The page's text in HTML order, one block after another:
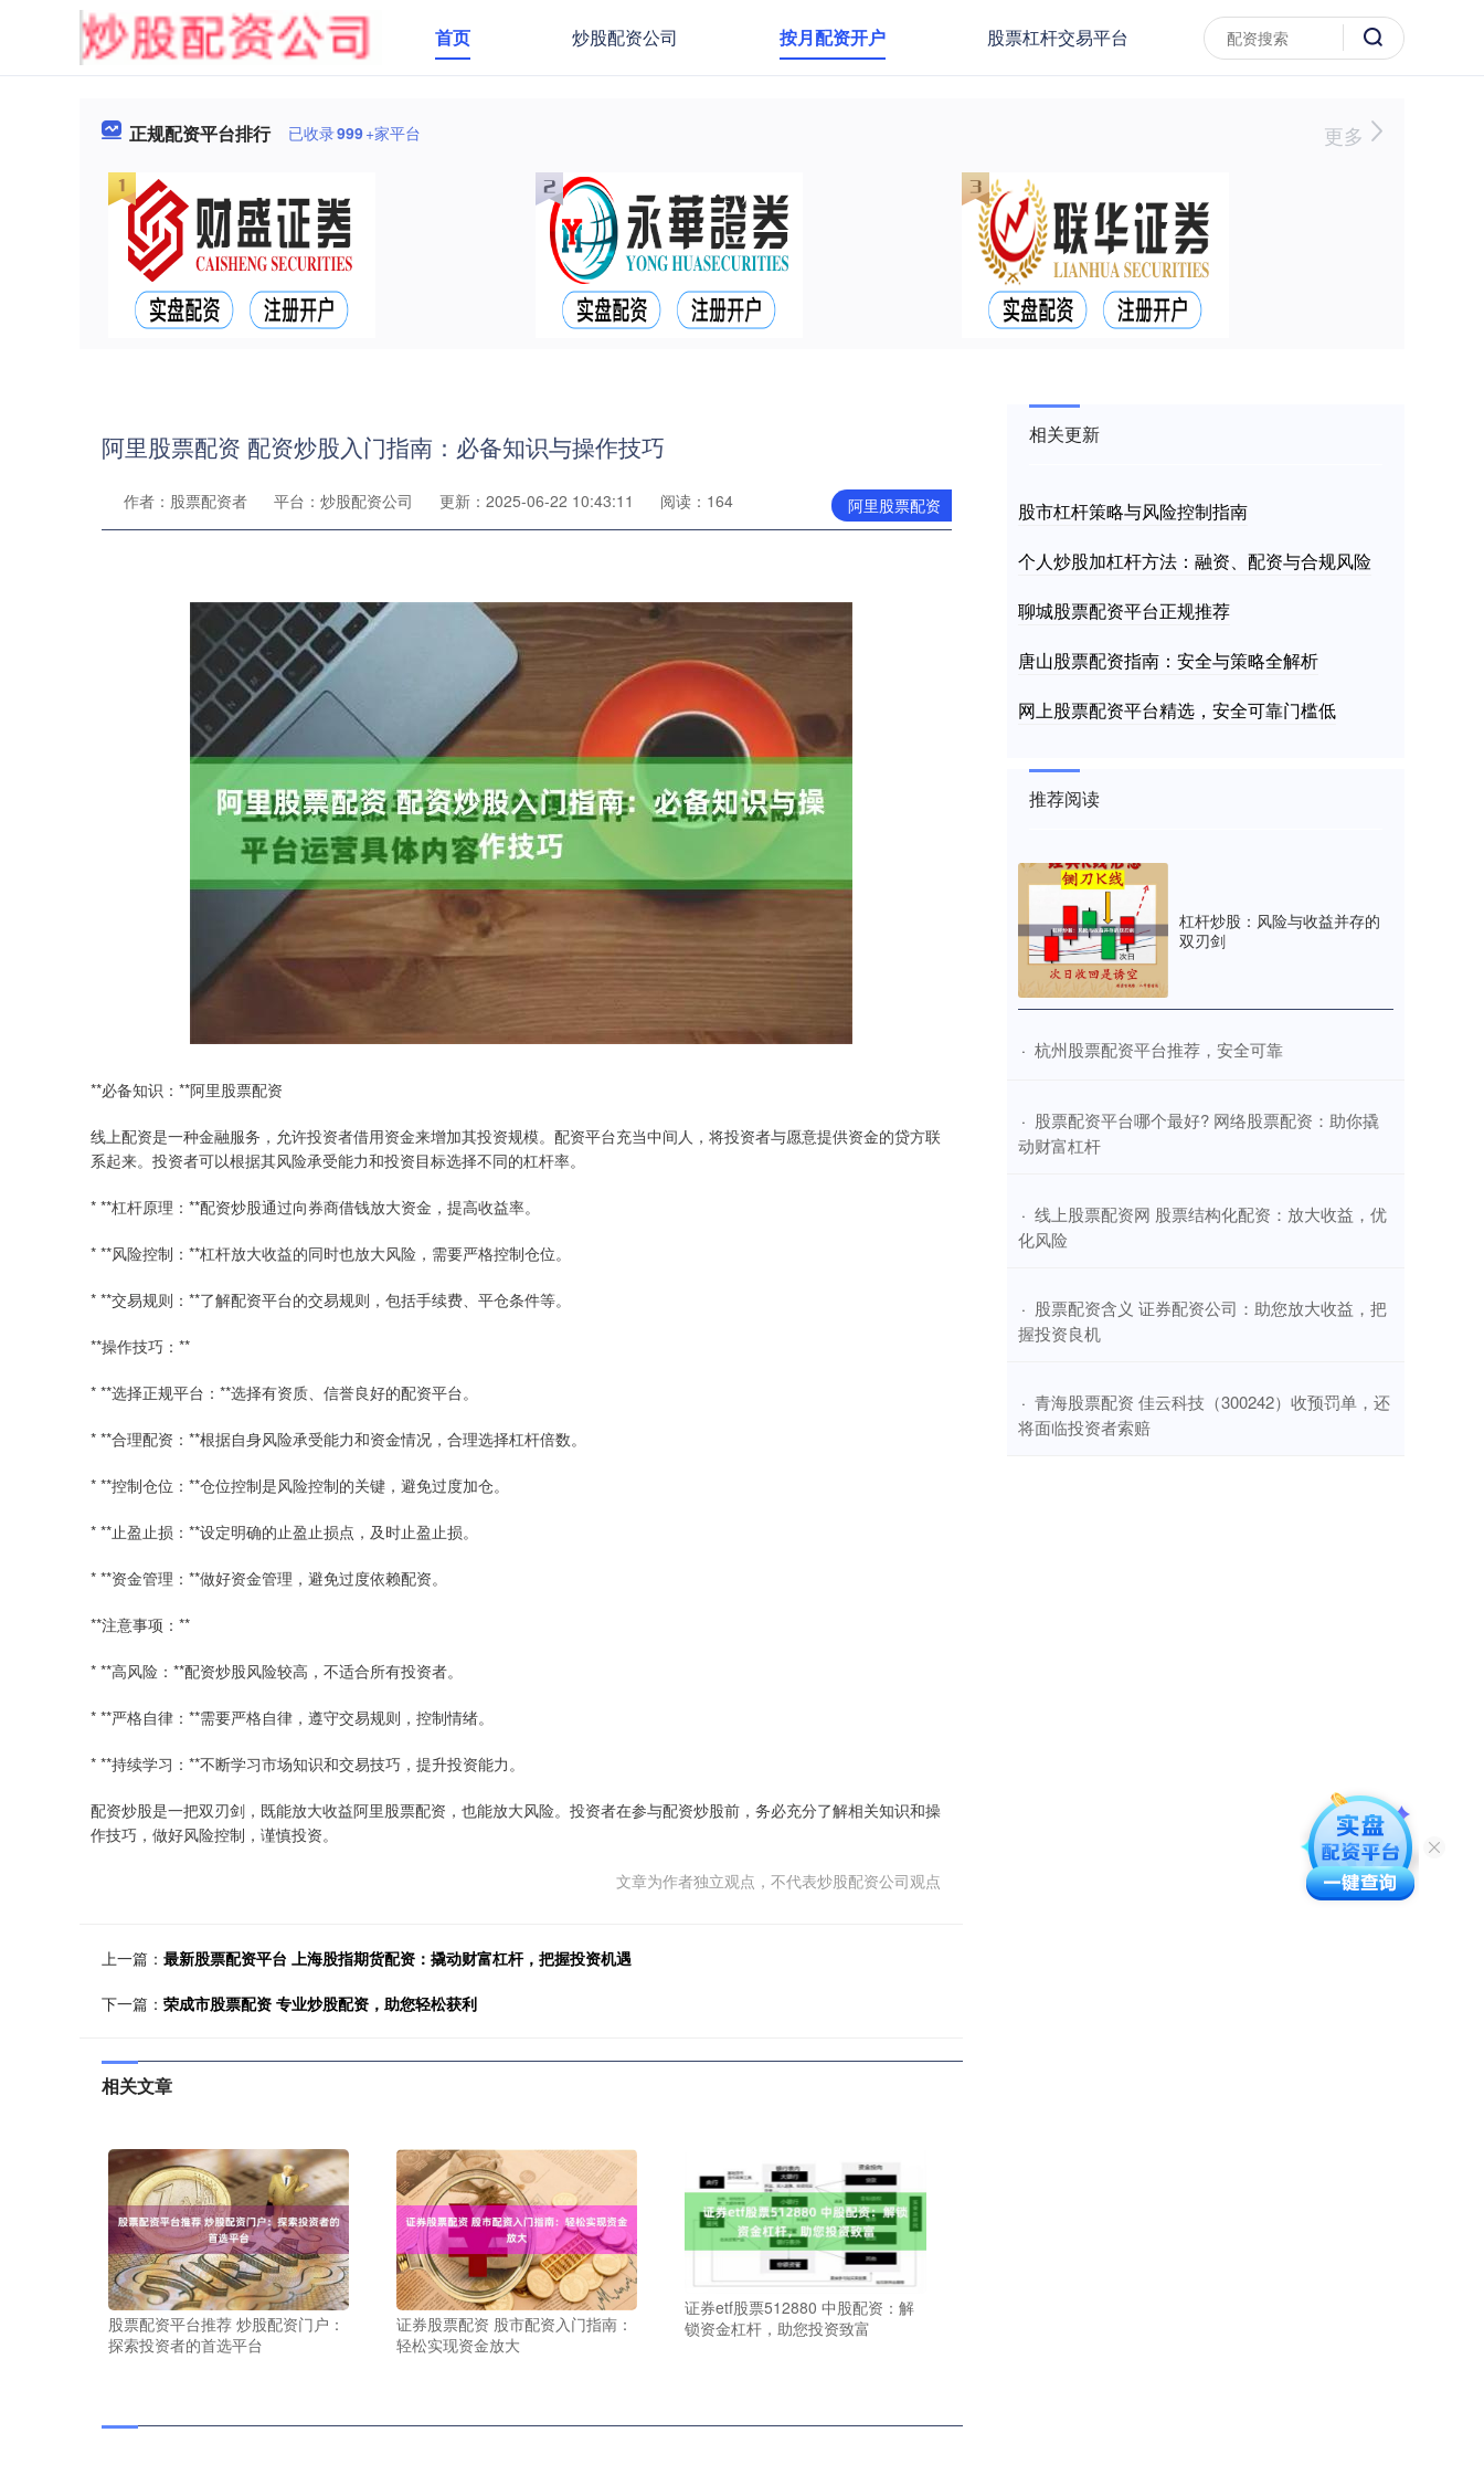
首页 炒股配资公司 按月配资开户 股票杠杆交易平台
正规配资平台排行 已收录999+家平台 更多
阿里股票配资 配资炒股入门指南：必备知识与操作技巧
阿里股票配资
作者：股票配资者 平台：炒股配资公司 更新：2025-06-22 10:43:11 阅读：164
**必备知识：**阿里股票配资
线上配资是一种金融服务，允许投资者借用资金来增加其投资规模。配资平台充当中间人，将投资者与愿意提供资金的贷方联
系起来。投资者可以根据其风险承受能力和投资目标选择不同的杠杆率。
* **杠杆原理：**配资炒股通过向券商借钱放大资金，提高收益率。
* **风险控制：**杠杆放大收益的同时也放大风险，需要严格控制仓位。
* **交易规则：**了解配资平台的交易规则，包括手续费、平仓条件等。
**操作技巧：**
* **选择正规平台：**选择有资质、信誉良好的配资平台。
* **合理配资：**根据自身风险承受能力和资金情况，合理选择杠杆倍数。
* **控制仓位：**仓位控制是风险控制的关键，避免过度加仓。
* **止盈止损：**设定明确的止盈止损点，及时止盈止损。
* **资金管理：**做好资金管理，避免过度依赖配资。
**注意事项：**
* **高风险：**配资炒股风险较高，不适合所有投资者。
* **严格自律：**需要严格自律，遵守交易规则，控制情绪。
* **持续学习：**不断学习市场知识和交易技巧，提升投资能力。
配资炒股是一把双刃剑，既能放大收益阿里股票配资，也能放大风险。投资者在参与配资炒股前，务必充分了解相关知识和操
作技巧，做好风险控制，谨慎投资。
文章为作者独立观点，不代表炒股配资公司观点
上一篇： 最新股票配资平台 上海股指期货配资：撬动财富杠杆，把握投资机遇
下一篇： 荣成市股票配资 专业炒股配资，助您轻松获利
相关文章
股票配资平台推荐 炒股配资门户：
探索投资者的首选平台
证券股票配资 股市配资入门指南：
轻松实现资金放大
证券etf股票512880 中股配资：解
锁资金杠杆，助您投资致富
相关更新
股市杠杆策略与风险控制指南
个人炒股加杠杆方法：融资、配资与合规风险
聊城股票配资平台正规推荐
唐山股票配资指南：安全与策略全解析
网上股票配资平台精选，安全可靠门槛低
推荐阅读
杠杆炒股：风险与收益并存的
双刃剑
· ​杭州股票配资平台推荐，安全可靠
· ​股票配资平台哪个最好? 网络股票配资：助你撬
动财富杠杆
· ​线上股票配资网 股票结构化配资：放大收益，优
化风险
· ​股票配资含义 证券配资公司：助您放大收益，把
握投资良机
· ​青海股票配资 佳云科技（300242）收预罚单，还
将面临投资者索赔